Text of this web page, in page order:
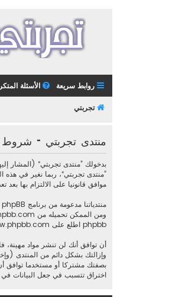
روابط سريعة الأسئلة
تجربتي
منتدى تجربتي - شروط
”منتدى تجربتي“، ربما نغير في
موافق قانونيا على الالتزام بها بعد
منتدياتنا مدعومة من برنامج phpBB (ويشار إليه بهم أو ”برنامج phpBB“ أو “www.phpbb.com” أو ”phpBB Limited“ أو ”phpBB Teams“) وهو برنامج منتديات مرخص تحت “
ومن الممكن تحميله من
phpbb اطلع على
أن توافق أنك لن تنشر مواد
وإزالتك بشكل دائم من المنتدى
اختراق تتسبب في جعل البيانات